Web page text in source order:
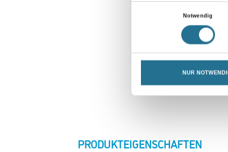
Notwendig
NUR
CURRENT
PRODUKTEIGENSCHAFTEN